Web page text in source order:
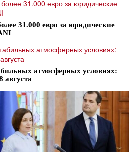
31.000 евро за юридические
атмосферных условиях:
августа